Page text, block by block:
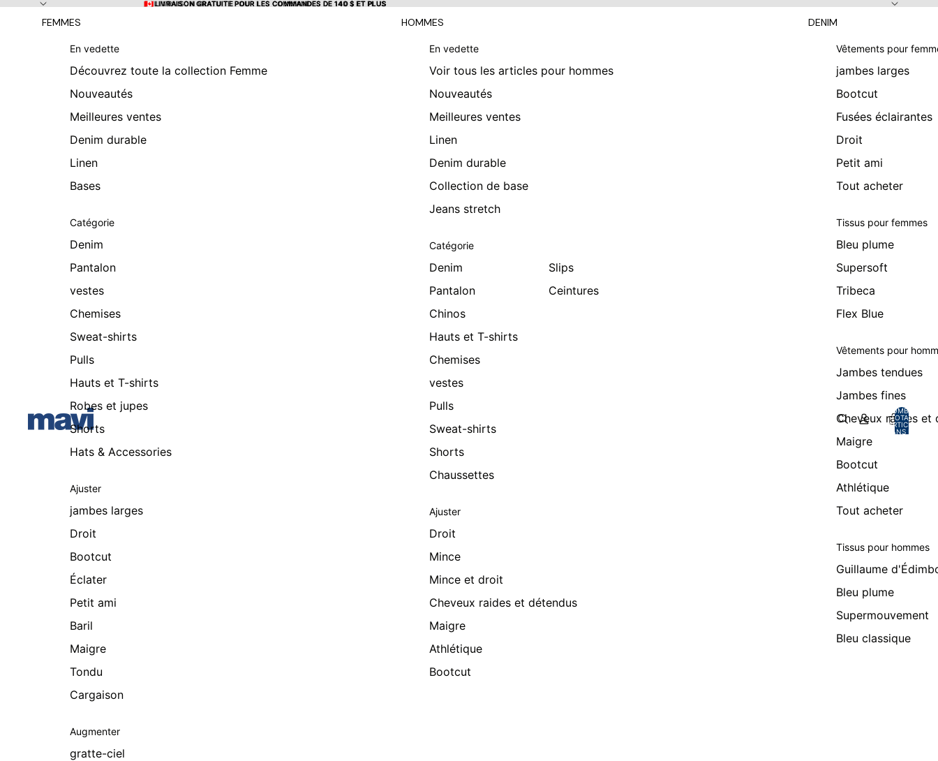
🇨🇦 LIVRAISON GRATUITE POUR LES COMMANDES DE 140 $ ET PLUS
🇨🇦 LIVRAISON GRATUITE POUR LES COMMANDES DE 140 $ ET PLUS
FEMMES
En vedette
Découvrez toute la collection Femme
Nouveautés
Meilleures ventes
Denim durable
Linen
Bases
Catégorie
Denim
Pantalon
vestes
Chemises
Sweat-shirts
Pulls
Hauts et T-shirts
Robes et jupes
Shorts
Hats & Accessories
Ajuster
jambes larges
Droit
Bootcut
Éclater
Petit ami
Baril
Maigre
Tondu
Cargaison
Augmenter
gratte-ciel
HOMMES
En vedette
Voir tous les articles pour hommes
Nouveautés
Meilleures ventes
Linen
Denim durable
Collection de base
Jeans stretch
Catégorie
Denim
Pantalon
Chinos
Hauts et T-shirts
Chemises
vestes
Pulls
Sweat-shirts
Shorts
Chaussettes
Slips
Ceintures
Ajuster
Droit
Mince
Mince et droit
Cheveux raides et détendus
Maigre
Athlétique
Bootcut
DENIM
Vêtements pour
jambes larges
Bootcut
Fusées éclairantes
Droit
Petit ami
Tout acheter
Tissus pour femmes
Bleu plume
Supersoft
Tribeca
Flex Blue
Vêtements pour
Jambes tendues
Jambes fines
Cheveux raides et
Maigre
Bootcut
Athlétique
Tout acheter
Tissus pour hommes
Guillaume
Bleu plume
Supermouvement
Bleu classique
NOMBRE
TOTAL
D’ARTICLES
DANS LE